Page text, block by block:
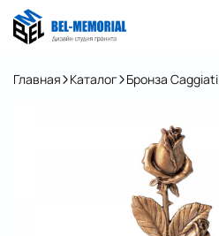
Главная Каталог Бронза Caggiati